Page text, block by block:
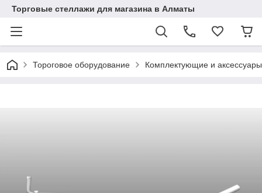
Торговые стеллажи для магазина в Алматы
Тороговое оборудование Комплектующие и аксессуары